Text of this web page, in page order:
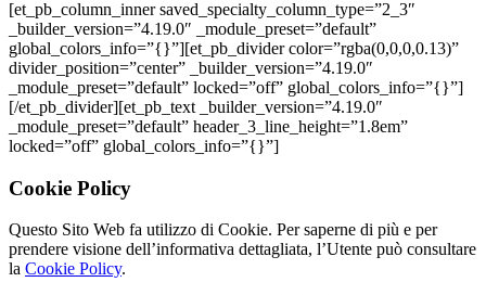
[et_pb_column_inner saved_specialty_column_type=”2_3″
_builder_version=”4.19.0″ _module_preset=”default”
global_colors_info=”{}”][et_pb_divider color=”rgba(0,0,0,0.13)”
divider_position=”center” _builder_version=”4.19.0″
_module_preset=”default” locked=”off” global_colors_info=”{}”]
[/et_pb_divider][et_pb_text _builder_version=”4.19.0″
_module_preset=”default” header_3_line_height=”1.8em”
locked=”off” global_colors_info=”{}”]
Cookie Policy
Questo Sito Web fa utilizzo di Cookie. Per saperne di più e per
prendere visione dell’informativa dettagliata, l’Utente può consultare
la Cookie Policy.